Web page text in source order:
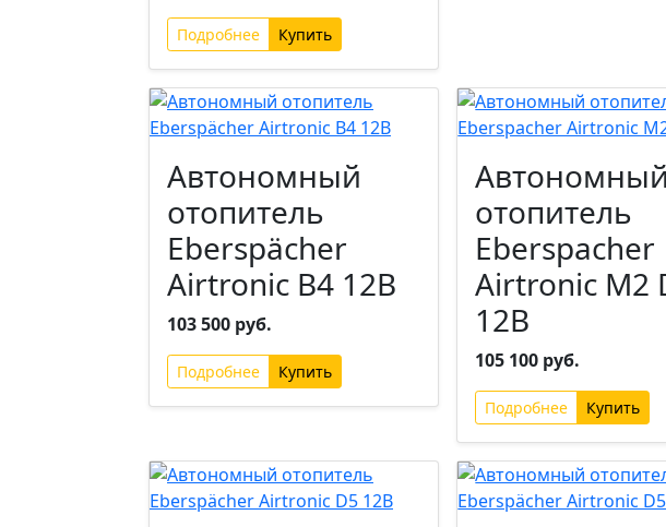
Подробнее
Автономный
отопитель
Eberspächer
Airtronic B4 12В
103 500 руб.
Подробнее
Автономный
отопитель
Eberspacher
Airtronic M2
12В
105 100 руб.
Подробнее